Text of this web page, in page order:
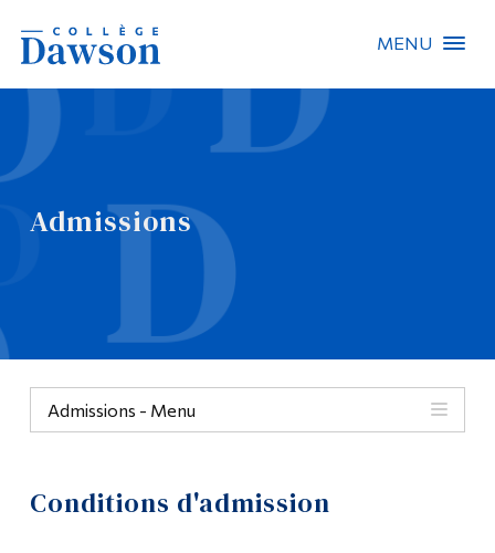
MENU
Admissions
Admissions - Menu
Conditions d'admission
Recherche sur le site
Recherche de personnes
Omnivox
Informations